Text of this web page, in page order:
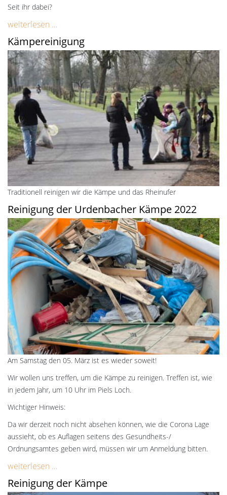
Seit ihr dabei?
weiterlesen …
Kämpereinigung
Traditionell reinigen wir die Kämpe und das Rheinufer
Reinigung der Urdenbacher Kämpe 2022
Am Samstag den 05. März ist es wieder soweit!
Wir wollen uns treffen, um die Kämpe zu reinigen. Treffen ist, wie
in jedem Jahr, um 10 Uhr im Piels Loch.
Wichtiger Hinweis:
Da wir derzeit noch nicht absehen können, wie die Corona Lage
aussieht, ob es Auflagen seitens des Gesundheits-/
Ordnungsamtes geben wird, müssen wir um Anmeldung bitten.
weiterlesen …
Reinigung der Kämpe